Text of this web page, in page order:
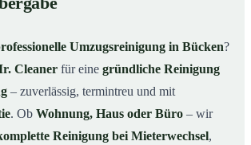
für eine Umzugsreinigung
anfordern
Umzugsreinigung in Bücken?
Cleaner für eine gründliche Reinigung
– zuverlässig, termintreu und mit
. Ob Wohnung, Haus oder Büro – wir
Reinigung bei Mieterwechsel,